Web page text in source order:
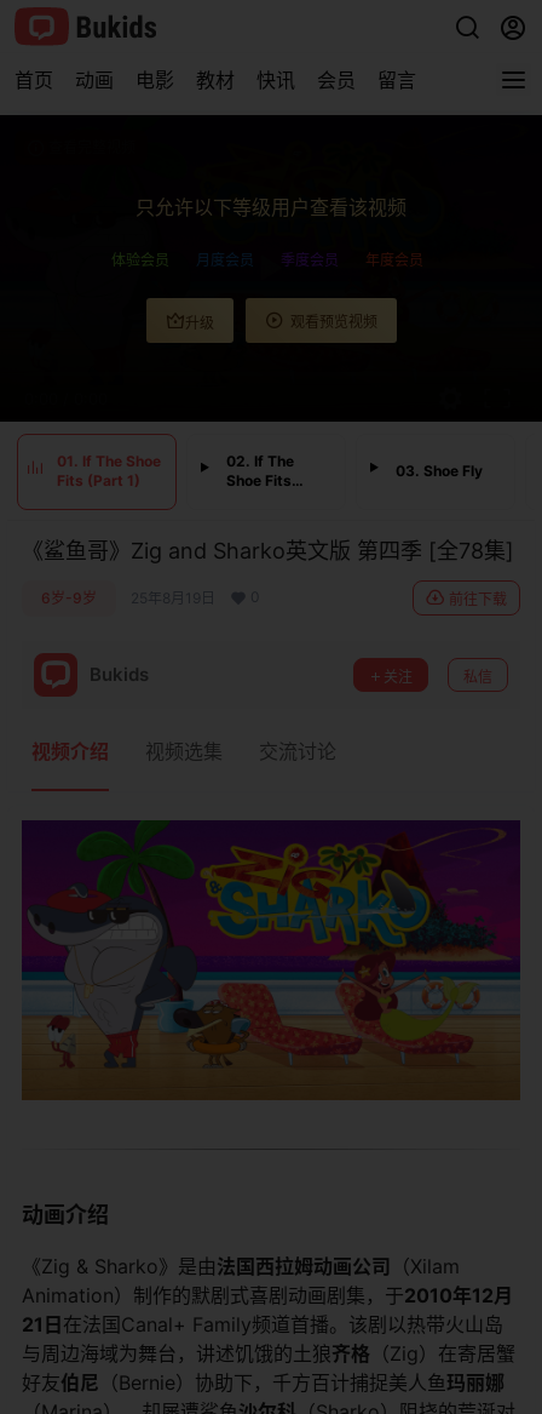
首页 动画 电影 教材 快讯 会员 留言
只允许以下等级用户查看该视频
体验会员 月度会员 季度会员 年度会员
升级 观看预览视频
01. If The Shoe
Fits (Part 1)
02. If The
Shoe Fits
03. Shoe Fly
《鲨鱼哥》Zig and Sharko英文版 第四季 [全78集]
6岁-9岁 25年8月19日 前往下载
Bukids 关注 私信
视频介绍 视频选集 交流讨论
​动画介绍​
《Zig & Sharko》是由​​法国西拉姆动画公司​
​（Xilam
Animation）制作的默剧式喜剧动画剧集，于​​2010年12月
21日​ ​在法国Canal+ Family频道首播。该剧以热带火山岛
与周边海域为舞台，讲述饥饿的土狼​​齐格​ ​（Zig）在寄居蟹
好友​​伯尼​ ​（Bernie）协助下，千方百计捕捉美人鱼​​玛丽娜​